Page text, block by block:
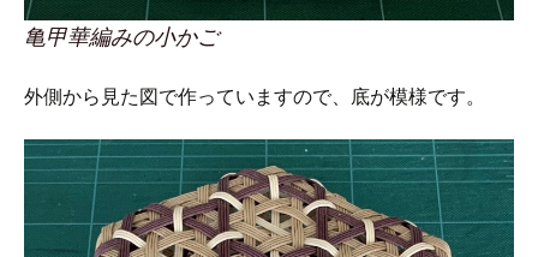
亀甲華編みの小かご
外側から見た図で作っていますので、底が模様です。